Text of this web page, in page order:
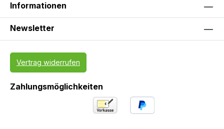
Informationen
Newsletter
Vertrag widerrufen
Zahlungsmöglichkeiten